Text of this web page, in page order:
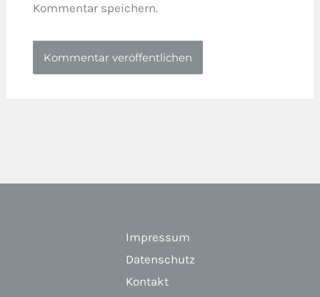
Kommentar speichern.
Impressum
Datenschutz
Kontakt